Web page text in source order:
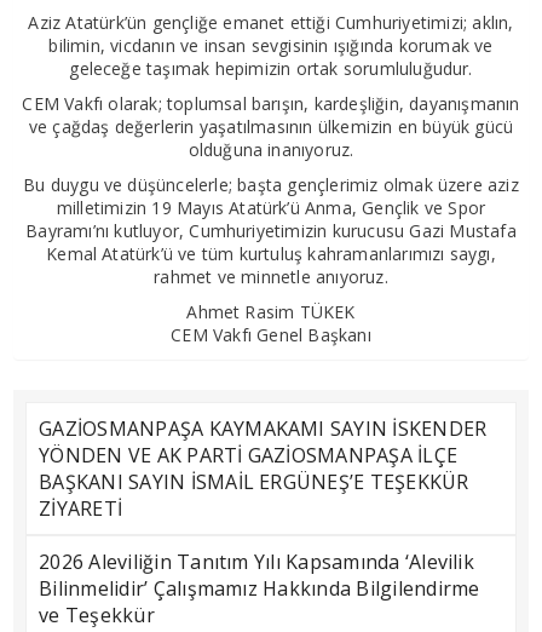
Aziz Atatürk’ün gençliğe emanet ettiği Cumhuriyetimizi; aklın,
bilimin, vicdanın ve insan sevgisinin ışığında korumak ve
geleceğe taşımak hepimizin ortak sorumluluğudur.
CEM Vakfı olarak; toplumsal barışın, kardeşliğin, dayanışmanın
ve çağdaş değerlerin yaşatılmasının ülkemizin en büyük gücü
olduğuna inanıyoruz.
Bu duygu ve düşüncelerle; başta gençlerimiz olmak üzere aziz
milletimizin 19 Mayıs Atatürk’ü Anma, Gençlik ve Spor
Bayramı’nı kutluyor, Cumhuriyetimizin kurucusu Gazi Mustafa
Kemal Atatürk’ü ve tüm kurtuluş kahramanlarımızı saygı,
rahmet ve minnetle anıyoruz.
Ahmet Rasim TÜKEK
CEM Vakfı Genel Başkanı
GAZİOSMANPAŞA KAYMAKAMI SAYIN İSKENDER
YÖNDEN VE AK PARTİ GAZİOSMANPAŞA İLÇE
BAŞKANI SAYIN İSMAİL ERGÜNEŞ’E TEŞEKKÜR
ZİYARETİ
2026 Aleviliğin Tanıtım Yılı Kapsamında ‘Alevilik
Bilinmelidir’ Çalışmamız Hakkında Bilgilendirme
ve Teşekkür